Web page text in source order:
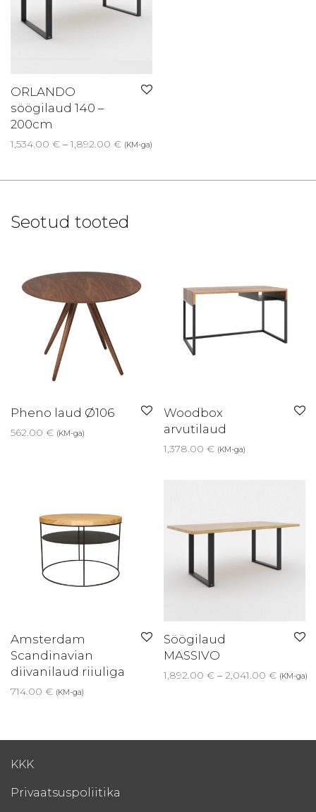
ORLANDO
söögilaud 140 –
200cm
1,534.00 € – 1,892.00 €Price range: 1,534.00 € through
(KM-ga)
Seotud tooted
Pheno laud Ø106
562.00 € (KM-ga)
Woodbox
arvutilaud
1,378.00 € (KM-ga)
Amsterdam
Scandinavian
diivanilaud riiuliga
714.00 € (KM-ga)
Söögilaud
MASSIVO
1,892.00 € – 2,041.00 €Price
(KM-ga)
KKK
Privaatsuspoliitika